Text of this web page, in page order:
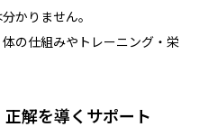
かりません。
の仕組みやトレーニング・栄
解を導くサポート